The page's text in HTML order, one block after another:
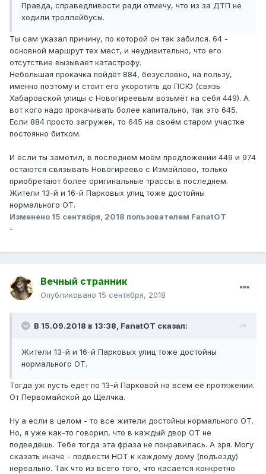
Правда, справедливости ради отмечу, что из за ДТП не
ходили троллейбусы.
Ты сам указал причину, по которой он так забился. 64 -
основной маршрут тех мест, и неудивительно, что его
отсутствие вызывает катастрофу.
Небольшая прокачка пойдёт 884, безусловно, на пользу,
именно поэтому и стоит его укоротить до ПСЮ (связь
Хабаровской улицы с Новогиреевым возьмёт на себя 449). А
вот кого надо прокачивать более капитально, так это 645.
Если 884 просто загружен, то 645 на своём старом участке
постоянно битком.
И если ты заметил, в последнем моём предложении 449 и 974
остаются связывать Новогиреево с Измайлово, только
приобретают более оригинальные трассы в последнем.
Жители 13-й и 16-й Парковых улиц тоже достойны
нормального ОТ.
Изменено 15 сентября, 2018 пользователем FanatOT
-
Вечный странник
Опубликовано 15 сентября, 2018
В 15.09.2018 в 13:38, FanatOT сказал:
Жители 13-й и 16-й Парковых улиц тоже достойны
нормального ОТ.
Тогда уж пусть едет по 13-й Парковой на всём её протяжении.
От Первомайской до Щелчка.
Ну а если в целом - то все жители достойны нормального ОТ.
Но, я уже как-то говорил, что в каждый двор ОТ не
подведёшь. Тебе тогда эта фраза не понравилась. А зря. Могу
сказать иначе - подвести НОТ к каждому дому (подъезду)
нереально. Так что из всего того, что касается конкретно